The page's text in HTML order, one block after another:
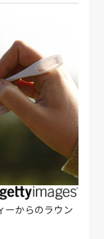
ーからのラウン